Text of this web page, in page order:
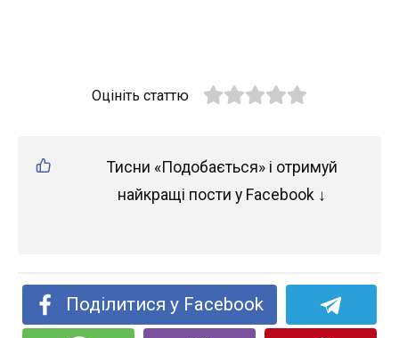
Оцініть статтю
Тисни «Подобається» і отримуй
найкращі пости у Facebook ↓
Поділитися у Facebook